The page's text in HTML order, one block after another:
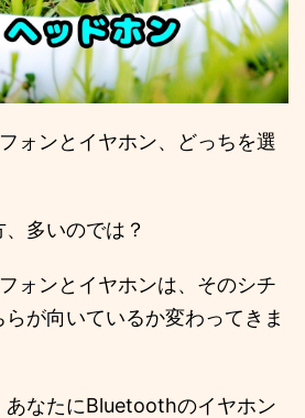
ォンとイヤホン、どっちを選
多いのでは？
ォンとイヤホンは、そのシチ
が向いているか変わってきま
あなたにBluetoothのイヤホン